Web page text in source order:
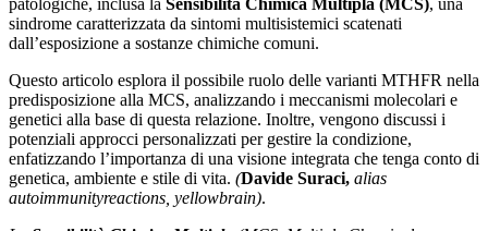
patologiche, inclusa la Sensibilità Chimica Multipla (MCS), una
sindrome caratterizzata da sintomi multisistemici scatenati
dall’esposizione a sostanze chimiche comuni.
Questo articolo esplora il possibile ruolo delle varianti MTHFR nella
predisposizione alla MCS, analizzando i meccanismi molecolari e
genetici alla base di questa relazione. Inoltre, vengono discussi i
potenziali approcci personalizzati per gestire la condizione,
enfatizzando l’importanza di una visione integrata che tenga conto di
genetica, ambiente e stile di vita. (Davide Suraci, alias
autoimmunityreactions, yellowbrain).